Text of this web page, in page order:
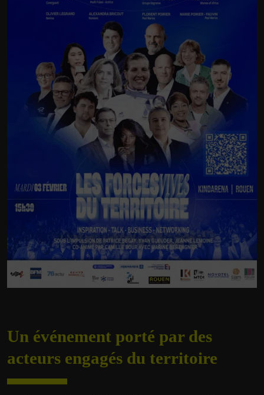
Un événement porté par des
acteurs engagés du territoire